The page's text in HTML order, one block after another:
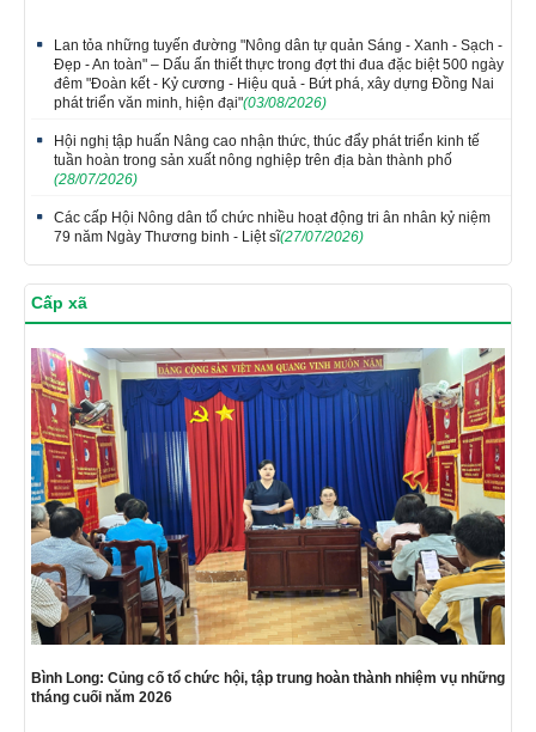
Lan tỏa những tuyến đường "Nông dân tự quản Sáng - Xanh - Sạch -
Đẹp - An toàn" – Dấu ấn thiết thực trong đợt thi đua đặc biệt 500 ngày
đêm "Đoàn kết - Kỷ cương - Hiệu quả - Bứt phá, xây dựng Đồng Nai
phát triển văn minh, hiện đại"(03/08/2026)
Hội nghị tập huấn Nâng cao nhận thức, thúc đẩy phát triển kinh tế
tuần hoàn trong sản xuất nông nghiệp trên địa bàn thành phố
(28/07/2026)
Các cấp Hội Nông dân tổ chức nhiều hoạt động tri ân nhân kỷ niệm
79 năm Ngày Thương binh - Liệt sĩ(27/07/2026)
Cấp xã
Bình Long: Củng cố tổ chức hội, tập trung hoàn thành nhiệm vụ những
tháng cuối năm 2026